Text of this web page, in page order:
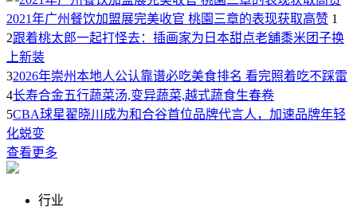
2021年广州餐饮加盟展完美收官 桃園三章的表现获取高赞 1
2跟着桃太郎一起打怪去：插画家为日本甜点老舖黍米团子换
上新装
32026年崇州本地人公认靠谱必吃美食排名 看完照着吃不踩雷
4长寿合金五行蔬菜汤,变异蔬菜,越式蔬食生春卷
5CBA球星翟晓川成为和合谷首位品牌代言人，加速品牌年轻
化蜕变
查看更多
行业